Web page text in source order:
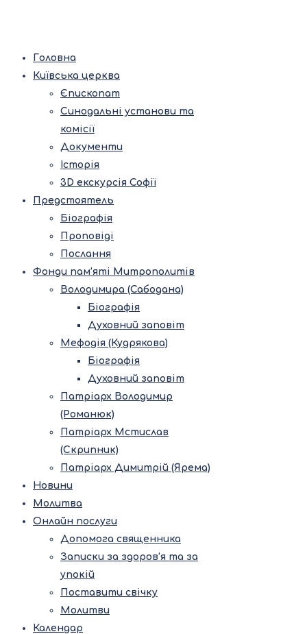
Головна
Київська церква
Єпископат
Синодальні установи та
комісії
Документи
Історія
3D екскурсія Софії
Предстоятель
Біографія
Проповіді
Послання
Фонди пам’яті Митрополитів
Володимира (Сабодана)
Біографія
Духовний заповіт
Мефодія (Кудрякова)
Біографія
Духовний заповіт
Патріарх Володимир
(Романюк)
Патріарх Мстислав
(Скрипник)
Патріарх Димитрій (Ярема)
Новини
Молитва
Онлайн послуги
Допомога священника
Записки за здоров’я та за
упокій
Поставити свічку
Молитви
Календар